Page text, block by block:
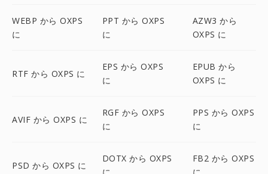
WEBP から OXPS
に
PPT から OXPS
に
AZW3 から
OXPS に
RTF から OXPS に
EPS から OXPS
に
EPUB から
OXPS に
AVIF から OXPS に
RGF から OXPS
に
PPS から OXPS
に
PSD から OXPS に
DOTX から OXPS
FB2 から OXPS